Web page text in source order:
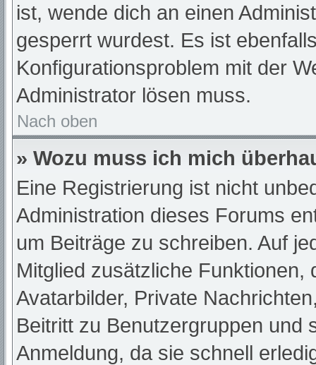
ist, wende dich an einen
gesperrt wurdest. Es ist
Konfigurationsproblem mit der
Administrator lösen muss.
Nach oben
» Wozu muss ich mich
Eine Registrierung ist nicht
Administration dieses Forums
um Beiträge zu schreiben. Auf
Mitglied zusätzliche
Avatarbilder, Private
Beitritt zu Benutzergruppen und
Anmeldung, da sie schnell